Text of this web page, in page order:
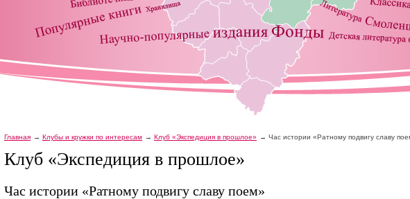
Главная Клубы и кружки по интересам Клуб «Экспедиция в прошлое» Час истории «Ратному подвигу славу
Клуб «Экспедиция в прошлое»
Час истории «Ратному подвигу славу поем»